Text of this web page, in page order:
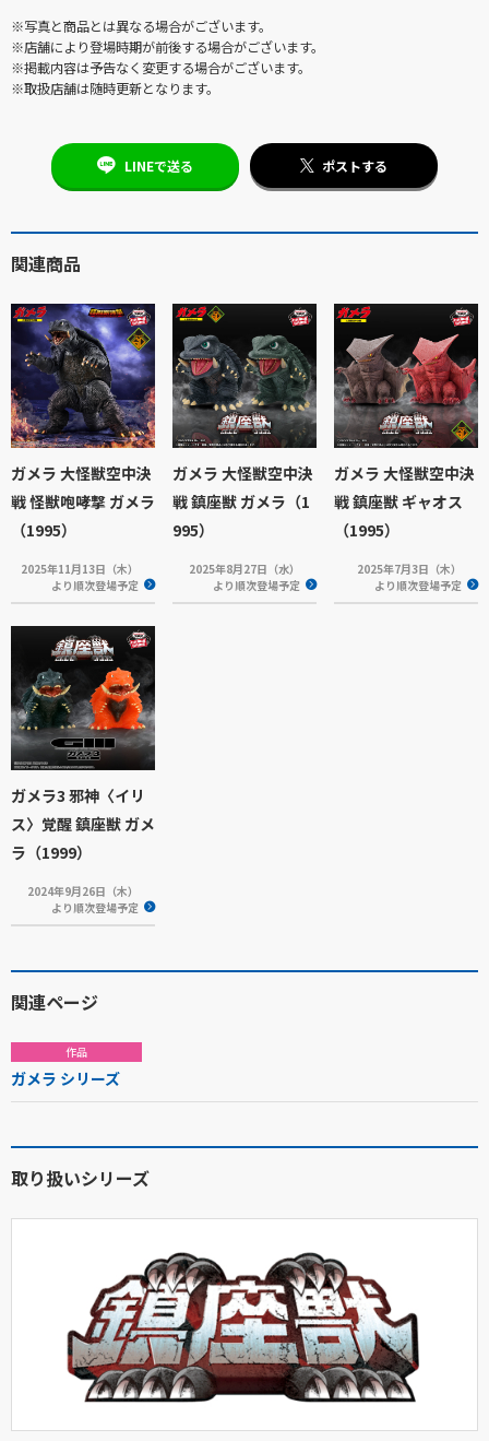
※写真と商品とは異なる場合がございます。
※店舗により登場時期が前後する場合がございます。
※掲載内容は予告なく変更する場合がございます。
※取扱店舗は随時更新となります。
LINEで送る ポストする
関連商品
ガメラ 大怪獣空中決
戦 怪獣咆哮撃 ガメラ
（1995）
2025年11月13日（木）
より順次登場予定
ガメラ 大怪獣空中決
戦 鎮座獣 ガメラ（1
995）
2025年8月27日（水）
より順次登場予定
ガメラ 大怪獣空中決
戦 鎮座獣 ギャオス
（1995）
2025年7月3日（木）
より順次登場予定
ガメラ3 邪神〈イリ
ス〉覚醒 鎮座獣 ガメ
ラ（1999）
2024年9月26日（木）
より順次登場予定
関連ページ
作品
ガメラ シリーズ
取り扱いシリーズ